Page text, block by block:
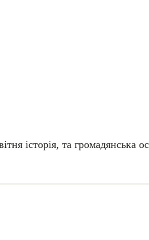
історія, та громадянська